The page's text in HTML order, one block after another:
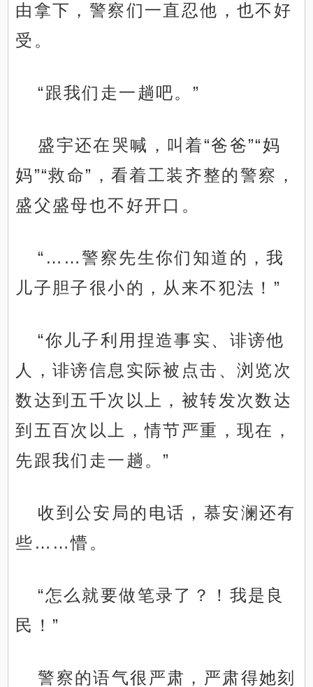
由拿下，警察们一直忍他，也不好
受。
“跟我们走一趟吧。”
盛宇还在哭喊，叫着“爸爸”“妈
妈”“救命”，看着工装齐整的警察，
盛父盛母也不好开口。
“……警察先生你们知道的，我
儿子胆子很小的，从来不犯法！”
“你儿子利用捏造事实、诽谤他
人，诽谤信息实际被点击、浏览次
数达到五千次以上，被转发次数达
到五百次以上，情节严重，现在，
先跟我们走一趟。”
收到公安局的电话，慕安澜还有
些……懵。
“怎么就要做笔录了？！我是良
民！”
警察的语气很严肃，严肃得她刻